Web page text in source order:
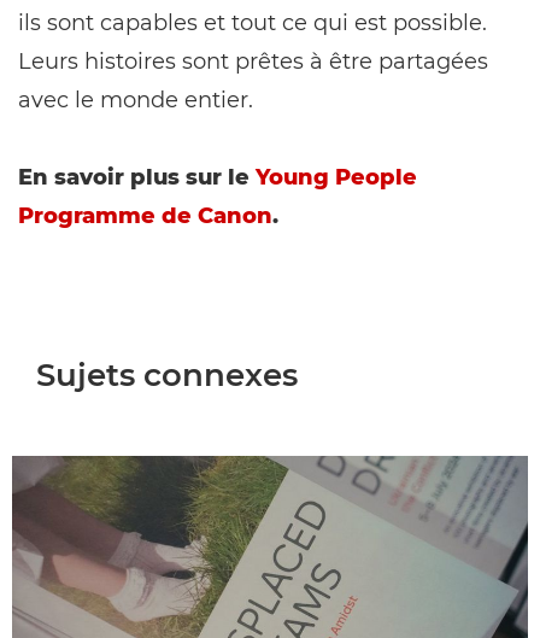
ils sont capables et tout ce qui est possible.
Leurs histoires sont prêtes à être partagées
avec le monde entier.
En savoir plus sur leYoung People
Programme de Canon.
Sujets connexes